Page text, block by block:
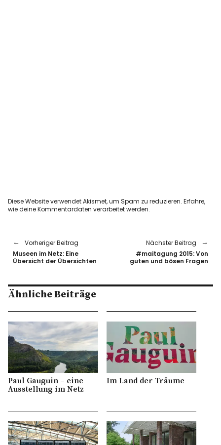
Diese Website verwendet Akismet, um Spam zu reduzieren.Erfahre,
wie deine Kommentardaten verarbeitet werden.
Vorheriger Beitrag
Museen im Netz: Eine
Übersicht der Übersichten
Nächster Beitrag
#maitagung 2015: Von
guten und bösen Fragen
Ähnliche Beiträge
Paul Gauguin – eine
Ausstellung im Netz
Im Land der Träume